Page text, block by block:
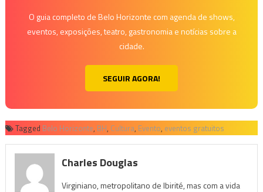
O guia completo de Belo Horizonte com agenda de shows,
eventos, exposições, teatro, gastronomia e notícias sobre a
cidade.
SEGUIR AGORA!
Tagged Belo Horizonte, BH, Cultura, Evento, eventos gratuitos
Charles Douglas
Virginiano, metropolitano de Ibirité, mas com a vida